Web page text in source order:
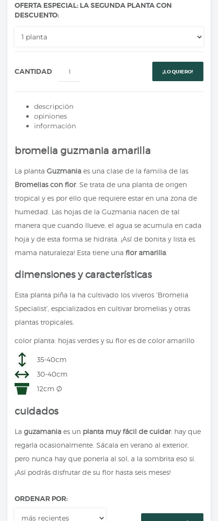
OFERTA ESPECIAL: LA SEGUNDA PLANTA CON
DESCUENTO:
CANTIDAD ¡LO QUIERO!
descripción
opiniones
información
bromelia guzmania amarilla
La planta Guzmania es una clase de la familia de las
Bromelias con flor. Se trata de una planta de origen
tropical y es por ello que requiere estar en una zona de
humedad. Las hojas de la Guzmania nacen de tal
manera que cuando llueve, el agua se acumula en cada
hoja y de esta forma se hidrata. ¡Así de bonita y lista es
mama naturaleza! Esta tiene una flor amarilla
dimensiones y características
Esta planta piña la ha cultivado los viveros 'Bromelia
Specialist', espcializados en cultivar bromelias y otras
plantas tropicales.
color planta: hojas verdes y su flor es de color amarillo
35-40cm
30-40cm
12cm Ø
cuidados
La guzamania es un planta muy fácil de cuidar: hay que
regarla ocasionalmente. Sácala en verano al exterior,
pero nunca hay que ponerla al sol, a la sombrita eso si.
¡Así podrás disfrutar de su flor hasta seis meses!
ORDENAR POR: